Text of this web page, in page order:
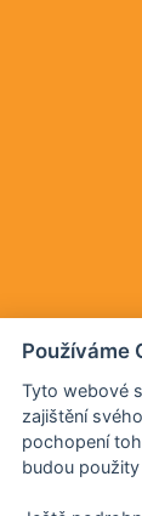
Používáme
Tyto webové
zajištění
pochopení
budou